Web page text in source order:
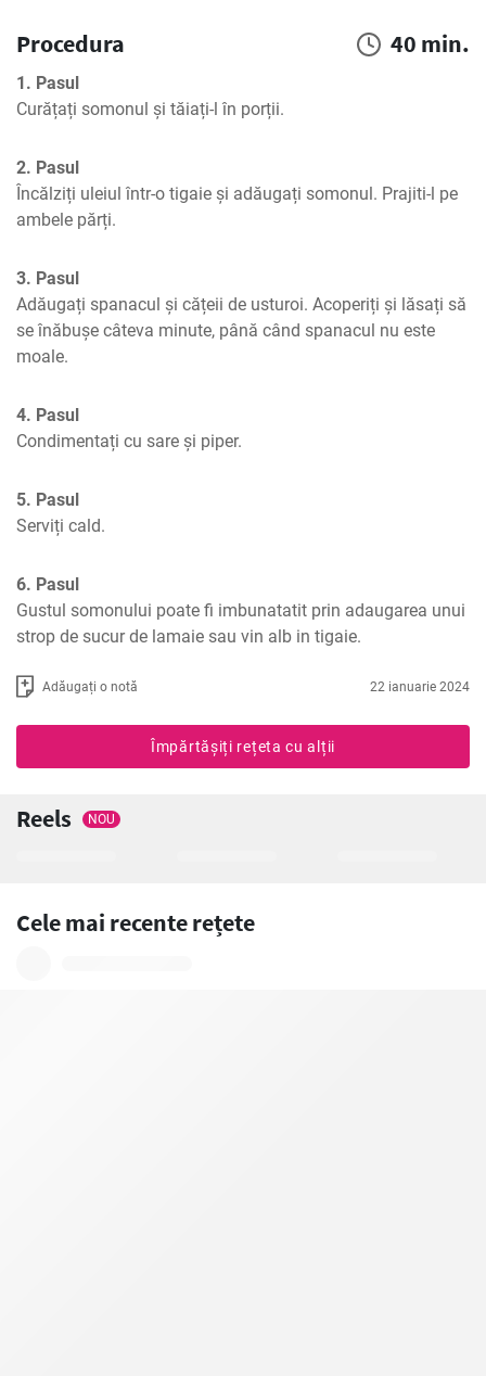
Procedura 40 min.
1. Pasul
Curățați somonul și tăiați-l în porții.
2. Pasul
Încălziți uleiul într-o tigaie și adăugați somonul. Prajiti-l pe
ambele părți.
3. Pasul
Adăugați spanacul și cățeii de usturoi. Acoperiți și lăsați să
se înăbușe câteva minute, până când spanacul nu este
moale.
4. Pasul
Condimentați cu sare și piper.
5. Pasul
Serviți cald.
6. Pasul
Gustul somonului poate fi imbunatatit prin adaugarea unui
strop de sucur de lamaie sau vin alb in tigaie.
Adăugați o notă 22 ianuarie 2024
Împărtășiți rețeta cu alții
Reels NOU
Cele mai recente rețete